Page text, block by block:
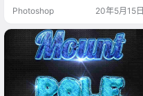
们精心筛选，助你打造炫酷文字log
计师对mockups样机素材的各种需
求。
Photoshop 20年5月15日